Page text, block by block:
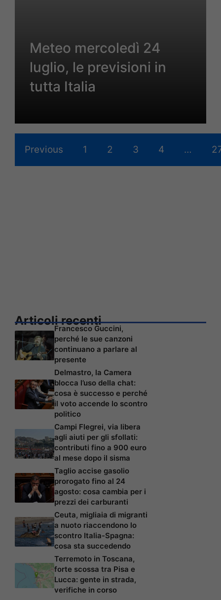
Meteo mercoledì 24
luglio, le previsioni in
tutta Italia
Previous 1 2 3 4 …
Articoli recenti
Francesco Guccini,
perché le sue canzoni
continuano a parlare al
presente
Delmastro, la Camera
blocca l’uso della chat:
cosa è successo e perché
il voto accende lo scontro
politico
Campi Flegrei, via libera
agli aiuti per gli sfollati:
contributi fino a 900 euro
al mese dopo il sisma
Taglio accise gasolio
prorogato fino al 24
agosto: cosa cambia per i
prezzi dei carburanti
Ceuta, migliaia di migranti
a nuoto riaccendono lo
scontro Italia-Spagna:
cosa sta succedendo
Terremoto in Toscana,
forte scossa tra Pisa e
Lucca: gente in strada,
verifiche in corso